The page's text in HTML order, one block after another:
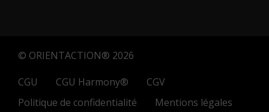
© ORIENTACTION® 2026
CGU
CGU Harmony®
CGV
Politique de confidentialité
Mentions légales